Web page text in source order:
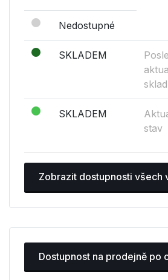
Nedostupné
SKLADEM
SKLADEM
stav
Zobrazit dostupnosti všech
Dostupnost na prodejně po